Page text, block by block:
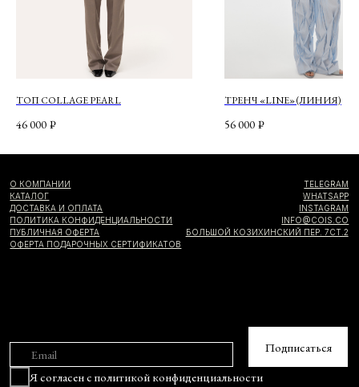
ТОП COLLAGE PEARL
46 000 ₽
ТРЕНЧ «LINE» (ЛИНИЯ)
56 000 ₽